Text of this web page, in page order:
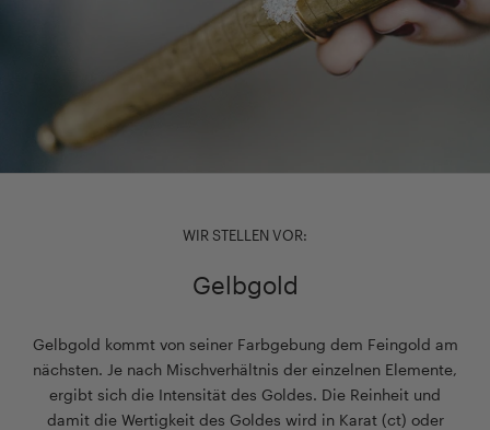
WIR STELLEN VOR:
Gelbgold
Gelbgold kommt von seiner Farbgebung dem Feingold am
nächsten. Je nach Mischverhältnis der einzelnen Elemente,
ergibt sich die Intensität des Goldes. Die Reinheit und
damit die Wertigkeit des Goldes wird in Karat (ct) oder